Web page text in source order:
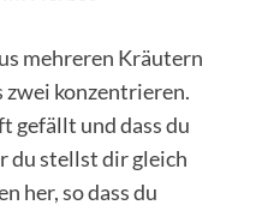
mehreren Kräutern
zwei konzentrieren.
gefällt und dass du
du stellst dir gleich
her, so dass du